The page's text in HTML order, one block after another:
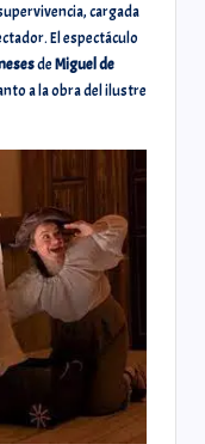
cargada
El espectáculo
deMiguel de
a la obra del ilustre